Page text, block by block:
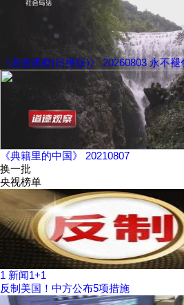
《道德观察(日播版)》 20260803 永不
《典籍里的中国》 20210807
换一批
央视榜单
1 新闻1+1
反制美国！中方公布5项措施